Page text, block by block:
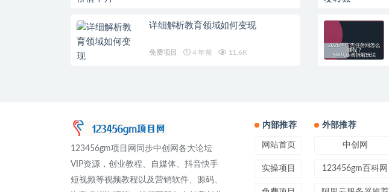
详细解析教育领域如何变现
免费项目 4 年前 11.6K
123456gm项目网同步中创网各大论坛
VIP资源，创业教程、自媒体、抖音快手
短视频等视频教程以及营销软件、源码、
内部推荐
网站首页
实操项目
外部推荐
中创网
123456gm百科网